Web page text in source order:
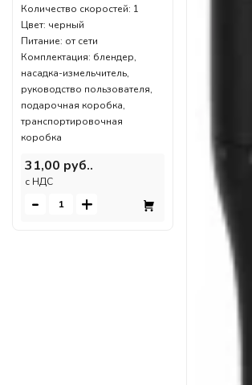
Количество скоростей: 1
Цвет: черный
Питание: от сети
Комплектация: блендер,
насадка-измельчитель,
руководство пользователя,
подарочная коробка,
транспортировочная
коробка
31,00 руб..
c НДС
- +